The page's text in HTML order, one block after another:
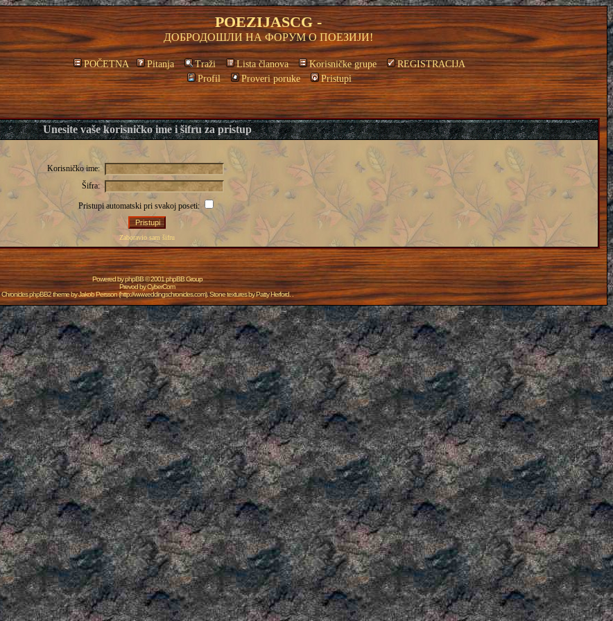
POEZIJASCG -
ДОБРОДОШЛИ НА ФОРУМ О ПОЕЗИЈИ!
POČETNA Pitanja Traži Lista članova Korisničke grupe
REGISTRACIJA
Profil
Proveri poruke Pristupi
Unesite vaše korisničko ime i šifru za pristup
Korisničko ime:
Šifra:
Pristupi automatski pri svakoj poseti:
Zaboravio sam šifru
Powered byphpBB© 2001 phpBB Group
Prevod byCyberCom
Chronicles phpBB2 theme byJakob Persson(http://www.eddingschronicles.com). Stone textures byPatty Herford. .